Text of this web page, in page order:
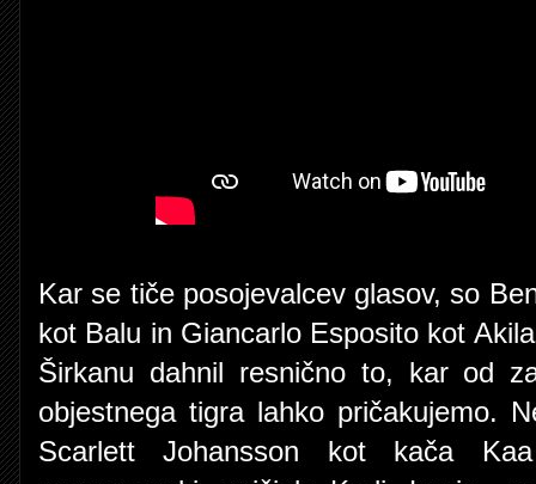
Kar se tiče posojevalcev glasov, so
kot Balu in Giancarlo Esposito kot
Širkanu dahnil resnično to, kar od
objestnega tigra lahko pričakujemo.
Scarlett Johansson kot kača